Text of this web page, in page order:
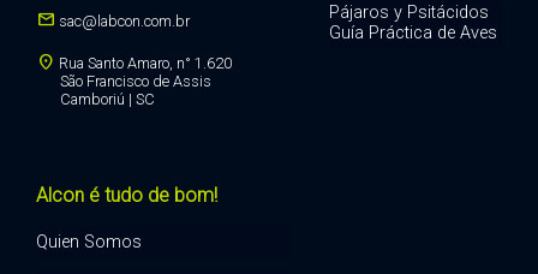
mail sac@labcon.com.br
location_on Rua Santo Amaro, n° 1.620
São Francisco de Assis
Camboriú | SC
Alcon é tudo de bom!
Quien Somos
Pájaros y Psitácidos
Guía Práctica de Aves